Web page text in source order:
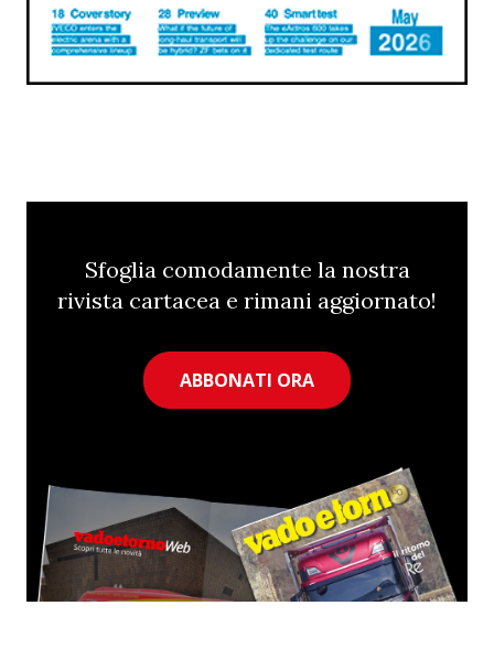
Sfoglia comodamente la nostra
rivista cartacea e rimani aggiornato!
ABBONATI ORA